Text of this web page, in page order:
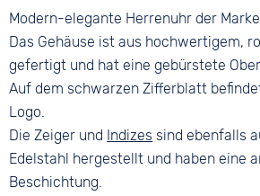
Farbe
Silber
Ziffern
Keine
Farbe
Bandschließe
Dornschließe
Modern-elegante Herrenuhr der
Das Gehäuse ist aus hochwertigem,
gefertigt und hat eine gebürstete
Auf dem schwarzen Zifferblatt
Logo.
Die Zeiger und Indizes sind ebenfalls
Edelstahl hergestellt und haben eine
Beschichtung.